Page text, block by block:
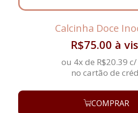
Calcinha Doce
R$75.00 à
ou 4x de R$20.39
no cartão de
COMPRAR